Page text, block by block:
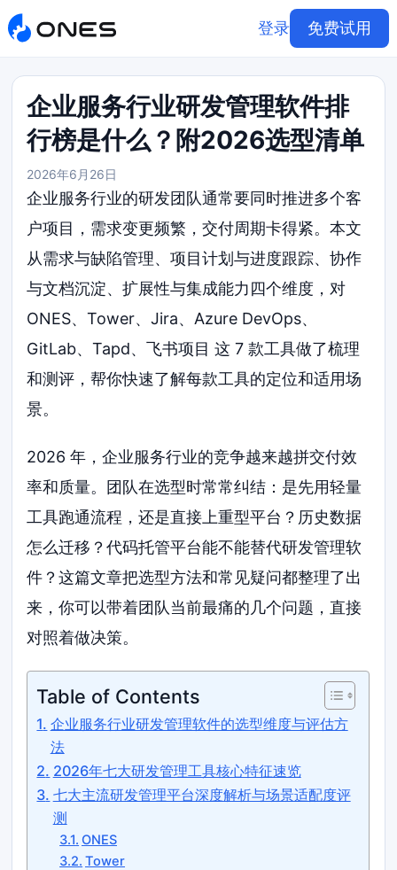
登录 免费试用
企业服务行业研发管理软件排
行榜是什么？附2026选型清单
2026年6月26日
企业服务行业的研发团队通常要同时推进多个客
户项目，需求变更频繁，交付周期卡得紧。本文
从需求与缺陷管理、项目计划与进度跟踪、协作
与文档沉淀、扩展性与集成能力四个维度，对
ONES、Tower、Jira、Azure DevOps、
GitLab、Tapd、飞书项目 这 7 款工具做了梳理
和测评，帮你快速了解每款工具的定位和适用场
景。
2026 年，企业服务行业的竞争越来越拼交付效
率和质量。团队在选型时常常纠结：是先用轻量
工具跑通流程，还是直接上重型平台？历史数据
怎么迁移？代码托管平台能不能替代研发管理软
件？这篇文章把选型方法和常见疑问都整理了出
来，你可以带着团队当前最痛的几个问题，直接
对照着做决策。
Table of Contents
企业服务行业研发管理软件的选型维度与评估方
法
2026年七大研发管理工具核心特征速览
七大主流研发管理平台深度解析与场景适配度评
测
ONES
Tower